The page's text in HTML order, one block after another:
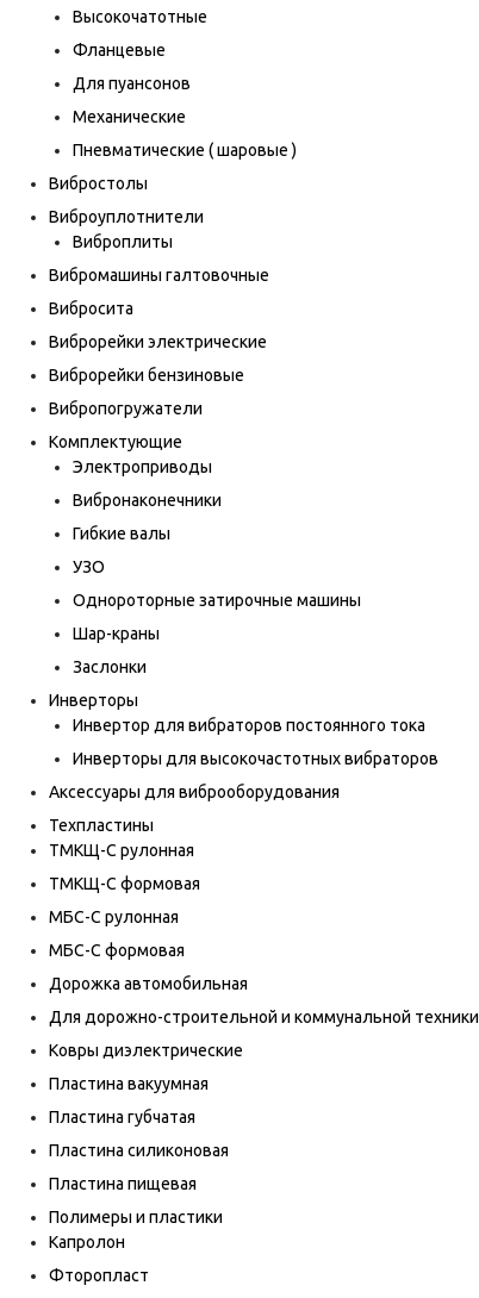
Высокочатотные
Фланцевые
Для пуансонов
Механические
Пневматические ( шаровые )
Вибростолы
Виброуплотнители
Виброплиты
Вибромашины галтовочные
Вибросита
Виброрейки электрические
Виброрейки бензиновые
Вибропогружатели
Комплектующие
Электроприводы
Вибронаконечники
Гибкие валы
УЗО
Однороторные затирочные машины
Шар-краны
Заслонки
Инверторы
Инвертор для вибраторов постоянного тока
Инверторы для высокочастотных вибраторов
Аксессуары для виброоборудования
Техпластины
ТМКЩ-С рулонная
ТМКЩ-С формовая
МБС-С рулонная
МБС-С формовая
Дорожка автомобильная
Для дорожно-строительной и коммунальной техники
Ковры диэлектрические
Пластина вакуумная
Пластина губчатая
Пластина силиконовая
Пластина пищевая
Полимеры и пластики
Капролон
Фторопласт